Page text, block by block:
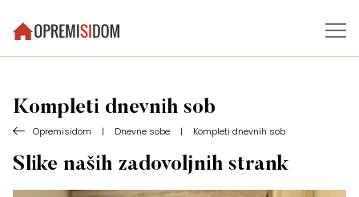
Kompleti dnevnih sob
Opremisidom | Dnevne sobe | Kompleti dnevnih sob
Slike naših zadovoljnih strank